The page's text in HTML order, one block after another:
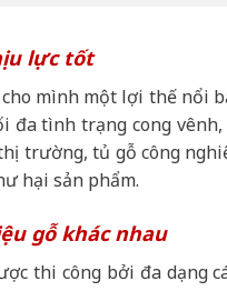
lực tốt
cho mình một lợi thế nổi
đa tình trạng cong
trường, tủ gỗ công
hại sản phẩm.
gỗ khác nhau
thi công bởi đa dạng